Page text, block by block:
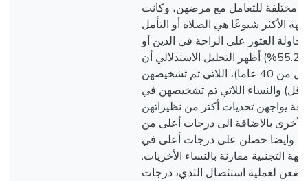
مختلفة للتعامل مع مرضهن، وكانت
الأكثر شيوعًا هي الصلاة أو التأمل
محاولة العثور على الراحة في الدين أو
المعتقدات الروحية . (55.2%) أظهر التحليل الاستدلالي أن
النساء الأصغر سنا (أقل من 40 عاما)، اللاتي تم تشخيصهن
والنساء اللاتي تم تشخيصهن في
يواجهن تحديات أكثر من نظيراتهن
بالاضافة الى درجات أعلى من
، وايضا حصلن على درجات أعلى في
التجنبية مقارنة بالنساء الأخريات.
لعملية استئصال الثدي، درجات